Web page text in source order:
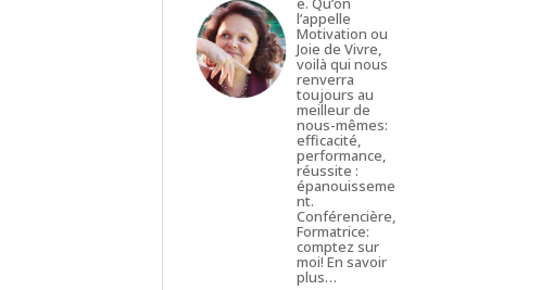
l’appelle
Motivation ou
Joie de Vivre,
voilà qui nous
renverra
toujours au
meilleur de
nous-mêmes:
efficacité,
performance,
réussite :
épanouisseme
nt.
Conférencière,
Formatrice:
comptez sur
moi!En savoir
plus…